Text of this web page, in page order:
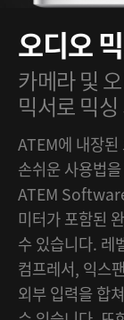
오디오
카메라 및
믹서로 믹
ATEM에 내장
손쉬운 사용법
ATEM
미터가 포함된
수 있습니다. 레
컴프레서, 익스
외부 입력을 합